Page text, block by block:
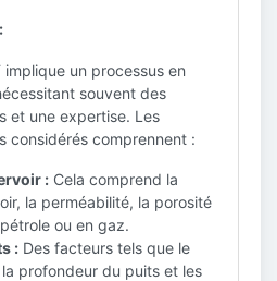
implique un processus en
souvent des
et une expertise. Les
considérés comprennent :
: Cela comprend la
la perméabilité, la porosité
ou en gaz.
: Des facteurs tels que le
profondeur du puits et les